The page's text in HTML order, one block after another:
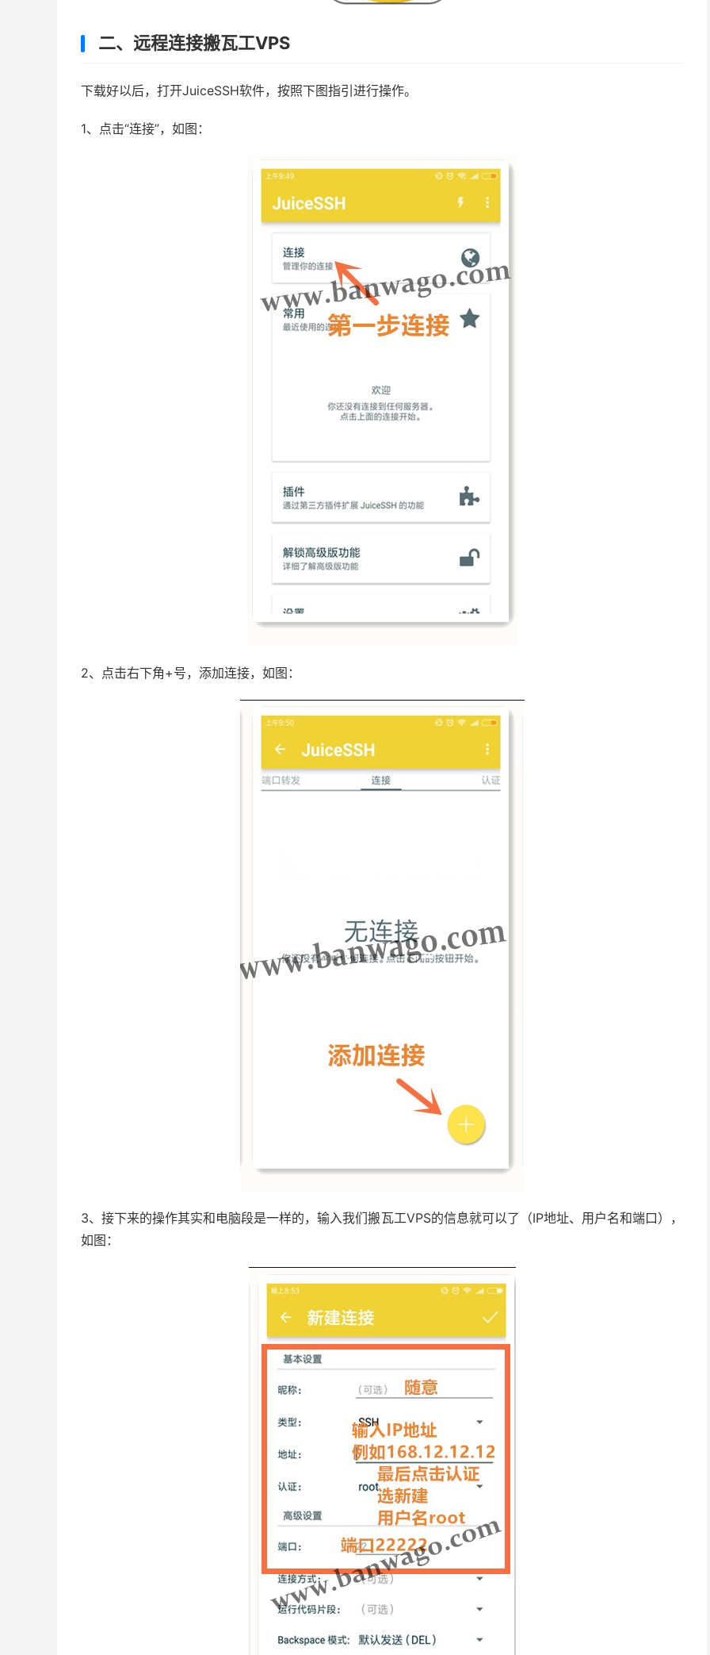
二、远程连接搬瓦工VPS
下载好以后，打开JuiceSSH软件，按照下图指引进行操作。
1、点击“连接”，如图：
2、点击右下角+号，添加连接，如图：
3、接下来的操作其实和电脑段是一样的，输入我们搬瓦工VPS的信息就可以了（IP地址、用户名和端口），
如图：